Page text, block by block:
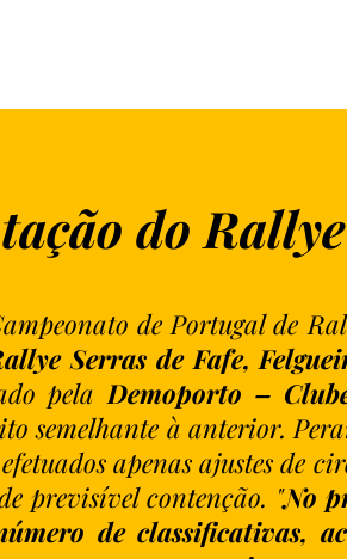
do
de Portugal de
Serras de Fafe,
pelaDemoporto –
semelhante à anterior.
apenas ajustes de
previsível contenção. "No
de classificativas,